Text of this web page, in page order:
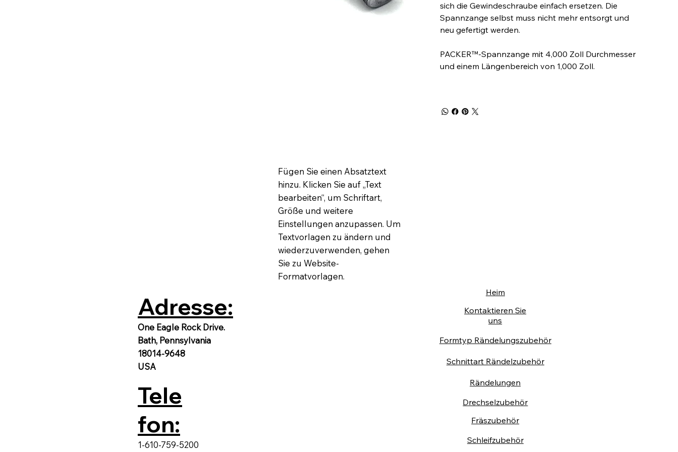
sich die Gewindeschraube einfach ersetzen. Die
Spannzange selbst muss nicht mehr entsorgt und
neu gefertigt werden.
PACKER™-Spannzange mit 4,000 Zoll Durchmesser
und einem Längenbereich von 1,000 Zoll.
Fügen Sie einen Absatztext
hinzu. Klicken Sie auf „Text
bearbeiten“, um Schriftart,
Größe und weitere
Einstellungen anzupassen. Um
Textvorlagen zu ändern und
wiederzuverwenden, gehen
Sie zu Website-
Formatvorlagen.
Adresse:
One Eagle Rock Drive.
Bath, Pennsylvania
18014-9648
USA
Tele
fon:
1-610-759-5200
Heim
Kontaktieren Sie
uns
Formtyp Rändelungszubehör
Schnittart Rändelzubehör
Rändelungen
Drechselzubehör
Fräszubehör
Schleifzubehör